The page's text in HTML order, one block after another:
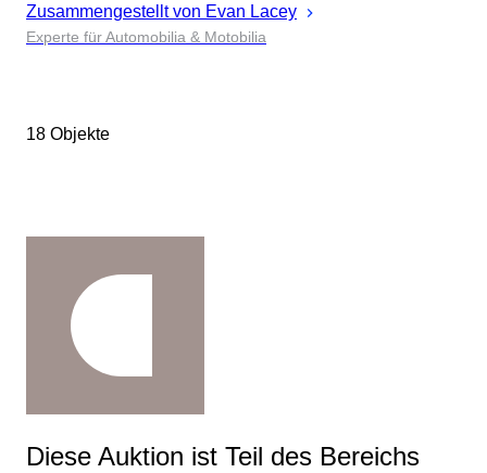
Zusammengestellt von Evan Lacey
Experte für Automobilia & Motobilia
18 Objekte
Diese Auktion ist Teil des Bereichs